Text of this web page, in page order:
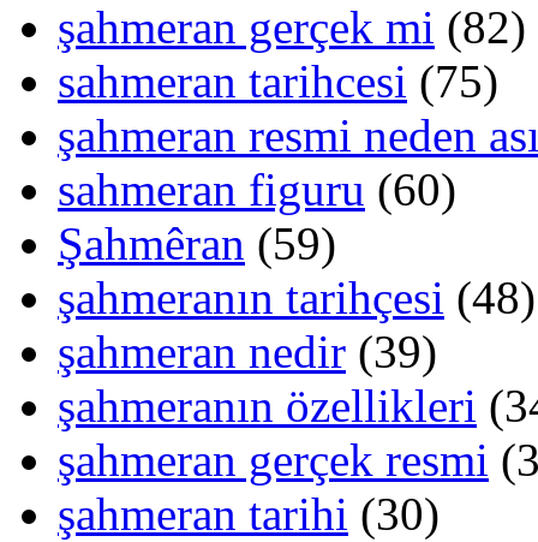
şahmeran gerçek mi (82)
sahmeran tarihcesi (75)
şahmeran resmi neden
sahmeran figuru (60)
Şahmêran (59)
şahmeranın tarihçesi (48)
şahmeran nedir (39)
şahmeranın özellikleri
şahmeran gerçek resmi
şahmeran tarihi (30)